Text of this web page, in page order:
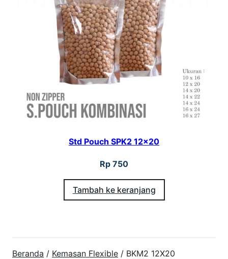
Std Pouch SPK2 12×20
Rp 750
Tambah ke keranjang
Beranda / Kemasan Flexible / BKM2 12X20